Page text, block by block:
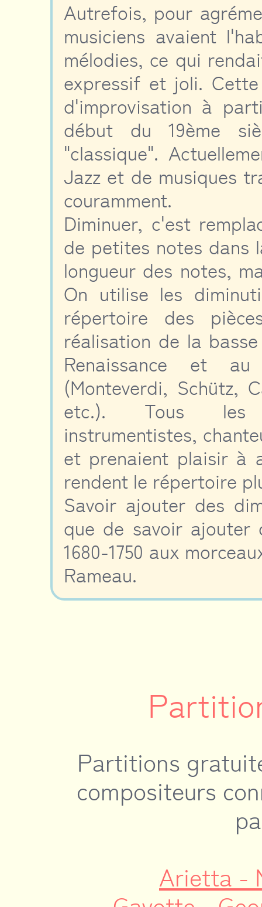
Autrefois, pour
musiciens avaient
mélodies, ce qui
expressif et joli.
d'improvisation à
début du 19ème
"classique".
Jazz et de musiques
couramment.
Diminuer, c'est
de petites notes dans
longueur des notes,
On utilise les
répertoire des
réalisation de la
Renaissance et
(Monteverdi, Schütz,
etc.). Tous les
instrumentistes,
et prenaient plaisir à
rendent le répertoire
Savoir ajouter des
que de savoir ajouter
1680-1750 aux
Rameau.
Partitions
compositeurs
Arietta -